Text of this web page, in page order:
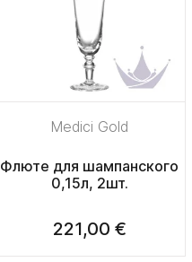
Medici Gold
Флюте для шампанского
0,15л, 2шт.
221,00 €